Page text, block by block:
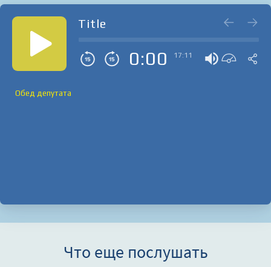
Title
0:00 17:11
Обед депутата
Что еще послушать